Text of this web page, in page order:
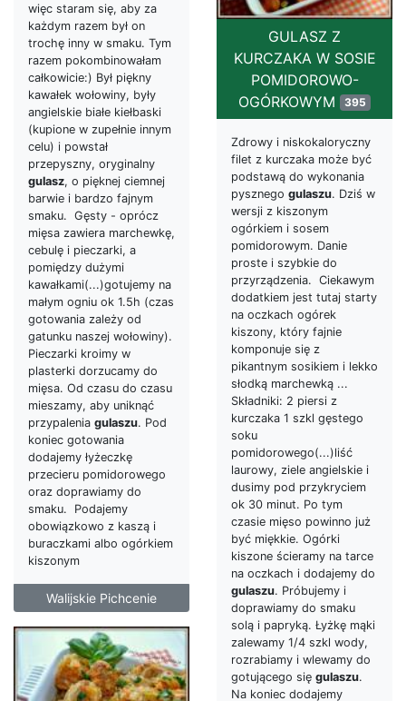
więc staram się, aby za
każdym razem był on
trochę inny w smaku. Tym
razem pokombinowałam
całkowicie:) Był piękny
kawałek wołowiny, były
angielskie białe kiełbaski
(kupione w zupełnie innym
celu) i powstał
przepyszny, oryginalny
gulasz, o pięknej ciemnej
barwie i bardzo fajnym
smaku. Gęsty - oprócz
mięsa zawiera marchewkę,
cebulę i pieczarki, a
pomiędzy dużymi
kawałkami(...)gotujemy na
małym ogniu ok 1.5h (czas
gotowania zależy od
gatunku naszej wołowiny).
Pieczarki kroimy w
plasterki dorzucamy do
mięsa. Od czasu do czasu
mieszamy, aby uniknąć
przypalenia gulaszu. Pod
koniec gotowania
dodajemy łyżeczkę
przecieru pomidorowego
oraz doprawiamy do
smaku. Podajemy
obowiązkowo z kaszą i
buraczkami albo ogórkiem
kiszonym
Walijskie Pichcenie
GULASZ Z
KURCZAKA W SOSIE
POMIDOROWO-
OGÓRKOWYM 395
Zdrowy i niskokaloryczny
filet z kurczaka może być
podstawą do wykonania
pysznego gulaszu. Dziś w
wersji z kiszonym
ogórkiem i sosem
pomidorowym. Danie
proste i szybkie do
przyrządzenia. Ciekawym
dodatkiem jest tutaj starty
na oczkach ogórek
kiszony, który fajnie
komponuje się z
pikantnym sosikiem i lekko
słodką marchewką ...
Składniki: 2 piersi z
kurczaka 1 szkl gęstego
soku
pomidorowego(...)liść
laurowy, ziele angielskie i
dusimy pod przykryciem
ok 30 minut. Po tym
czasie mięso powinno już
być miękkie. Ogórki
kiszone ścieramy na tarce
na oczkach i dodajemy do
gulaszu. Próbujemy i
doprawiamy do smaku
solą i papryką. Łyżkę mąki
zalewamy 1/4 szkl wody,
rozrabiamy i wlewamy do
gotującego się gulaszu.
Na koniec dodajemy